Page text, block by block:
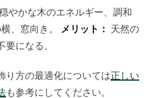
やかな木のエネルギー、調和
、窓向き。 メリット：
天然の
になる。
り方の最適化については正しい
も参考にしてください。